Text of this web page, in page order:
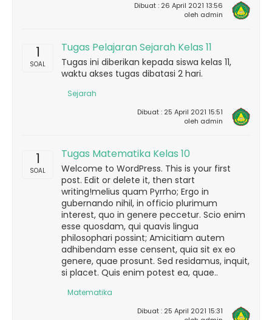
Dibuat : 26 April 2021 13:56
oleh admin
1
SOAL
Tugas Pelajaran Sejarah Kelas 11
Tugas ini diberikan kepada siswa kelas 11,
waktu akses tugas dibatasi 2 hari.
Sejarah
Dibuat : 25 April 2021 15:51
oleh admin
1
SOAL
Tugas Matematika Kelas 10
Welcome to WordPress. This is your first
post. Edit or delete it, then start
writing!melius quam Pyrrho; Ergo in
gubernando nihil, in officio plurimum
interest, quo in genere peccetur. Scio enim
esse quosdam, qui quavis lingua
philosophari possint; Amicitiam autem
adhibendam esse censent, quia sit ex eo
genere, quae prosunt. Sed residamus, inquit,
si placet. Quis enim potest ea, quae..
Matematika
Dibuat : 25 April 2021 15:31